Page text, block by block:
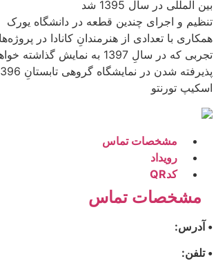
بین المللی در سال 1395 شد
تنظیم و اجرای چندین قطعه در دانشگاه یورک
همکاری با تعدادی از هنرمندانِ کانادا در
تجربی‌ که در سالِ 1397 به نمایش گذاشته خواهد شد
اسکیپ تورنتو
مشخصات تماس
رویداد
کدQR
مشخصات تماس
• آدرس:
• تلفن: